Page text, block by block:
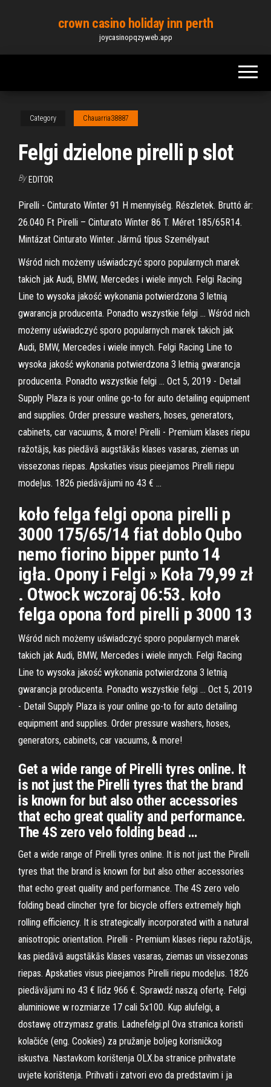
content
crown casino holiday inn perth
joycasinopqzy.web.app
Category Chauarria38887
Felgi dzielone pirelli p slot
By EDITOR
Pirelli - Cinturato Winter 91 H mennyiség. Részletek. Bruttó ár:
26.040 Ft Pirelli – Cinturato Winter 86 T. Méret 185/65R14.
Mintázat Cinturato Winter. Jármű típus Személyaut
Wśród nich możemy uświadczyć sporo popularnych marek
takich jak Audi, BMW, Mercedes i wiele innych. Felgi Racing
Line to wysoka jakość wykonania potwierdzona 3 letnią
gwarancja producenta. Ponadto wszystkie felgi … Wśród nich
możemy uświadczyć sporo popularnych marek takich jak
Audi, BMW, Mercedes i wiele innych. Felgi Racing Line to
wysoka jakość wykonania potwierdzona 3 letnią gwarancja
producenta. Ponadto wszystkie felgi … Oct 5, 2019 - Detail
Supply Plaza is your online go-to for auto detailing equipment
and supplies. Order pressure washers, hoses, generators,
cabinets, car vacuums, & more! Pirelli - Premium klases riepu
ražotājs, kas piedāvā augstākās klases vasaras, ziemas un
vissezonas riepas. Apskaties visus pieejamos Pirelli riepu
modeļus. 1826 piedāvājumi no 43 € …
koło felga felgi opona pirelli p
3000 175/65/14 fiat doblo Qubo
nemo fiorino bipper punto 14
igła. Opony i Felgi » Koła 79,99 zł
. Otwock wczoraj 06:53. koło
felga opona ford pirelli p 3000 13
Wśród nich możemy uświadczyć sporo popularnych marek
takich jak Audi, BMW, Mercedes i wiele innych. Felgi Racing
Line to wysoka jakość wykonania potwierdzona 3 letnią
gwarancja producenta. Ponadto wszystkie felgi … Oct 5, 2019
- Detail Supply Plaza is your online go-to for auto detailing
equipment and supplies. Order pressure washers, hoses,
generators, cabinets, car vacuums, & more!
Get a wide range of Pirelli tyres online. It
is not just the Pirelli tyres that the brand
is known for but also other accessories
that echo great quality and performance.
The 4S zero velo folding bead …
Get a wide range of Pirelli tyres online. It is not just the Pirelli
tyres that the brand is known for but also other accessories
that echo great quality and performance. The 4S zero velo
folding bead clincher tyre for bicycle offers extremely high
rolling efficiency. It is strategically incorporated with a natural
anisotropic orientation. Pirelli - Premium klases riepu ražotājs,
kas piedāvā augstākās klases vasaras, ziemas un vissezonas
riepas. Apskaties visus pieejamos Pirelli riepu modeļus. 1826
piedāvājumi no 43 € līdz 966 €. Sprawdź naszą ofertę. Felgi
aluminiowe w rozmiarze 17 cali 5x100. Kup alufelgi, a
dostawę otrzymasz gratis. Ladnefelgi.pl Ova stranica koristi
kolačiće (eng. Cookies) za pružanje boljeg korisničkog
iskustva. Nastavkom korištenja OLX.ba stranice prihvatate
uvjete korištenja. Prihvati i zatvori evo da predstavim i ja